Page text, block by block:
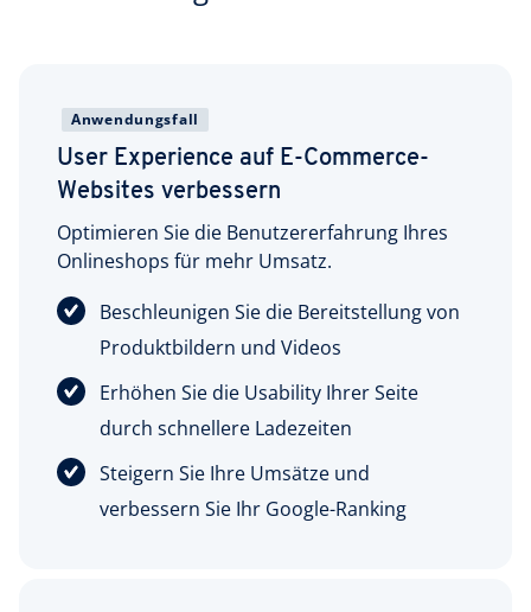
Anwendungsfall
User Experience auf E-Commerce­-
Websites verbessern
Optimieren Sie die Benutzererfahrung Ihres
Onlineshops für mehr Umsatz.
Beschleunigen Sie die Bereitstellung von
Produktbildern und Videos
Erhöhen Sie die Usability Ihrer Seite
durch schnellere Ladezeiten
Steigern Sie Ihre Umsätze und
verbessern Sie Ihr Google-Ranking